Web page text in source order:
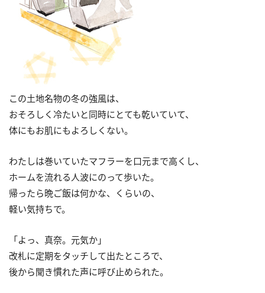
この土地名物の冬の強風は、
おそろしく冷たいと同時にとても乾いていて、
体にもお肌にもよろしくない。
わたしは巻いていたマフラーを口元まで高くし、
ホームを流れる人波にのって歩いた。
帰ったら晩ご飯は何かな、くらいの、
軽い気持ちで。
「よっ、真奈。元気か」
改札に定期をタッチして出たところで、
後から聞き慣れた声に呼び止められた。